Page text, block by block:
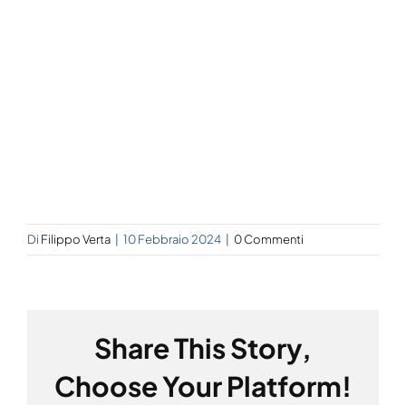
Di Filippo Verta 10 Febbraio 2024 0 Commenti
Share This Story,
Choose Your Platform!